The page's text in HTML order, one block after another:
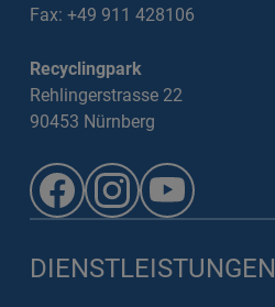
Fax: +49 911 428106
Recyclingpark
Rehlingerstrasse 22
90453 Nürnberg
DIENSTLEISTUNGEN